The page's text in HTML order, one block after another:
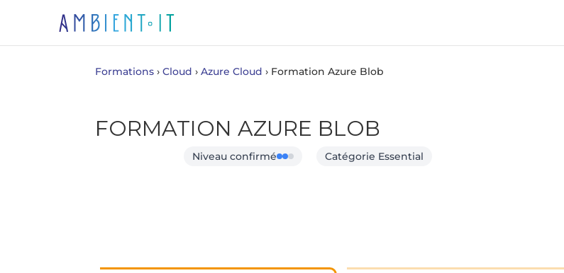
Formations ›Cloud ›Azure Cloud › Formation Azure Blob
FORMATION AZURE BLOB
Niveau confirmé Catégorie Essential